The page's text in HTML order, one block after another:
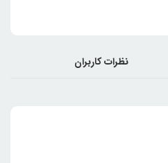
نظرات کاربران